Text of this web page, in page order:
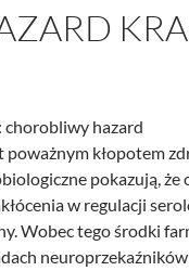
chorobliwy hazard
poważnym kłopotem
pokazują, że
w regulacji
Wobec tego środki